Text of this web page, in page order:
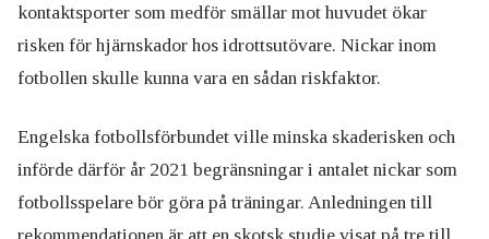
kontaktsporter som medför smällar mot huvudet ökar
risken för hjärnskador hos idrottsutövare. Nickar inom
fotbollen skulle kunna vara en sådan riskfaktor.
Engelska fotbollsförbundet ville minska skaderisken och
införde därför år 2021 begränsningar i antalet nickar som
fotbollsspelare bör göra på träningar. Anledningen till
rekommendationen är att en skotsk studie visat på tre till